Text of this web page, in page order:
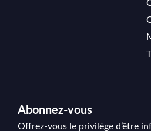
Abonnez-vous
Offrez-vous le privilège d’être